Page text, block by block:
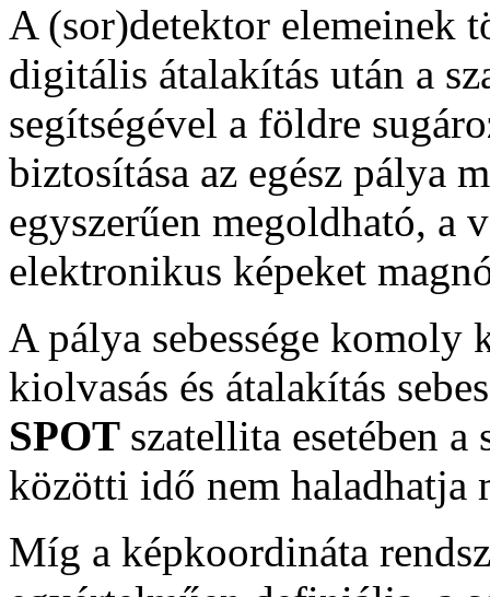
A (sor)detektor elemeinek
digitális átalakítás után a
segítségével a földre
biztosítása az egész pálya
egyszerűen megoldható, a
elektronikus képeket
A pálya sebessége komoly
kiolvasás és átalakítás
SPOT szatellita esetében
közötti idő nem haladhatja
Míg a képkoordináta